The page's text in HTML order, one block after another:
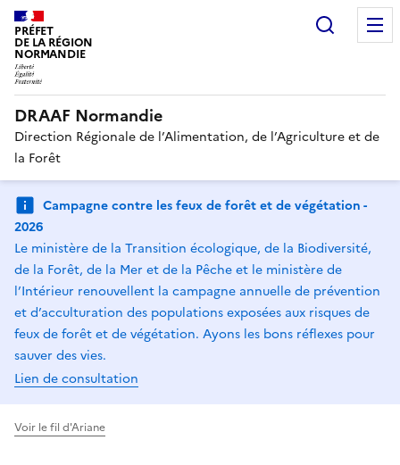
PRÉFET
DE LA RÉGION
NORMANDIE
DRAAF Normandie
Direction Régionale de l’Alimentation, de l’Agriculture et de
la Forêt
Campagne contre les feux de forêt et de végétation -
2026
Le ministère de la Transition écologique, de la Biodiversité,
de la Forêt, de la Mer et de la Pêche et le ministère de
l’Intérieur renouvellent la campagne annuelle de prévention
et d’acculturation des populations exposées aux risques de
feux de forêt et de végétation. Ayons les bons réflexes pour
sauver des vies.
Lien de consultation
Voir le fil d'Ariane